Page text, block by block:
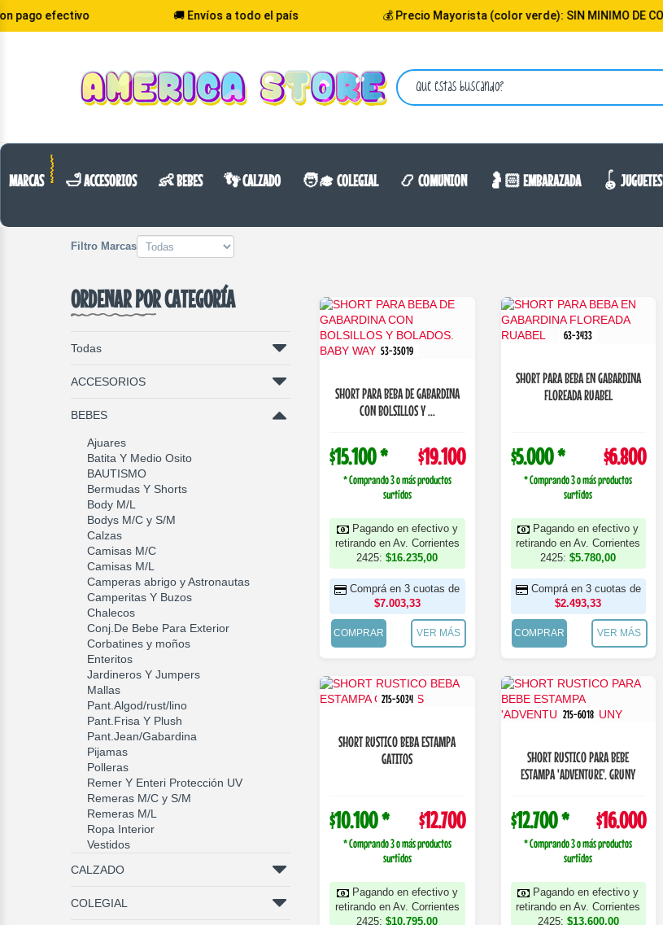
🚚 Envíos a todo el país 💰 Precio Mayorista (color verde): SIN MINIMO DE COMPRA
MARCAS 🛁 ACCESORIOS 👶 BEBES 👣 CALZADO 🧑‍🎓 COLEGIAL 📿 COMUNION 🤰🏻 EMBARAZADA 🪀 JUGUETES
VOLVER
CATEGORIA
Filtro Marcas
ORDENAR POR CATEGORÍA
Todas
ACCESORIOS
BEBES
Ajuares
Batita Y Medio Osito
BAUTISMO
Bermudas Y Shorts
Body M/L
Bodys M/C y S/M
Calzas
Camisas M/C
Camisas M/L
Camperas abrigo y Astronautas
Camperitas Y Buzos
Chalecos
Conj.De Bebe Para Exterior
Corbatines y moños
Enteritos
Jardineros Y Jumpers
Mallas
Pant.Algod/rust/lino
Pant.Frisa Y Plush
Pant.Jean/Gabardina
Pijamas
Polleras
Remer Y Enteri Protección UV
Remeras M/C y S/M
Remeras M/L
Ropa Interior
Vestidos
CALZADO
COLEGIAL
53-35019
SHORT PARA BEBA DE GABARDINA
CON BOLSILLOS Y ...
$15.100 * $19.100
* Comprando 3 o más productos
surtidos
Pagando en efectivo y
retirando en Av. Corrientes
2425:$16.235,00
Comprá en 3 cuotas de
$7.003,33
COMPRAR VER MÁS
63-3433
SHORT PARA BEBA EN GABARDINA
FLOREADA RUABEL
$5.000 * $6.800
* Comprando 3 o más productos
surtidos
Pagando en efectivo y
retirando en Av. Corrientes
2425:$5.780,00
Comprá en 3 cuotas de
$2.493,33
COMPRAR VER MÁS
215-5034
SHORT RUSTICO BEBA ESTAMPA
GATITOS
$10.100 * $12.700
* Comprando 3 o más productos
surtidos
Pagando en efectivo y
retirando en Av. Corrientes
2425:$10.795,00
215-6018
SHORT RUSTICO PARA BEBE
ESTAMPA 'ADVENTURE'. GRUNY
$12.700 * $16.000
* Comprando 3 o más productos
surtidos
Pagando en efectivo y
retirando en Av. Corrientes
2425: $13.600,00